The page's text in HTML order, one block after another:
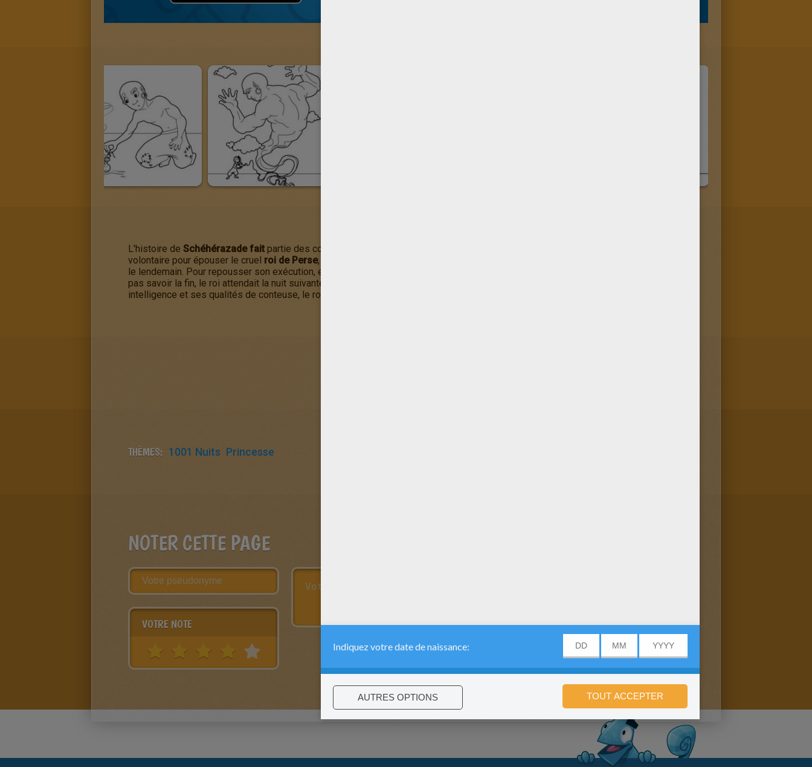
L'histoire de Schéhérazade fait partie des contes des
volontaire pour épouser le cruel roi de Perse, qui avait l'habitude d'épouser chaque jour une femme différente qu'il faisait exécuter
le lendemain. Pour repousser son exécution, elle contait chaque nuit au roi une histoire qui n'avait jamais de fin. Trop frustré de ne
pas savoir la fin, le roi attendait la nuit suivante pour connaître la suite de l'histoire. Cela dura mille et une nuits. Impressioné par son
intelligence et ses qualités de conteuse, le roi décida de ne pas la tuer et la garda finalement comme épouse.
THÈMES: 1001 Nuits Princesse
NOTER CETTE PAGE
VOTRE NOTE